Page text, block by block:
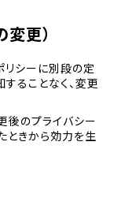
更）
リシーに別段の定
ることなく、変更
後のプライバシー
ときから効力を生